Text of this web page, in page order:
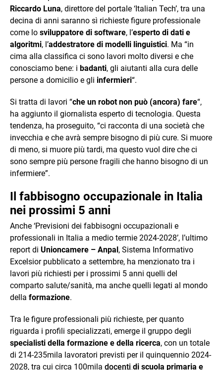
Riccardo Luna, direttore del portale ‘Italian Tech’, tra una
decina di anni saranno sì richieste figure professionale
come lo sviluppatore di software, l’esperto di dati e
algoritmi, l’addestratore di modelli linguistici. Ma “in
cima alla classifica ci sono lavori molto diversi e che
conosciamo bene: i badanti, gli aiutanti alla cura delle
persone a domicilio e gli infermieri“.
Si tratta di lavori “che un robot non può (ancora) fare“,
ha aggiunto il giornalista esperto di tecnologia. Questa
tendenza, ha proseguito, “ci racconta di una società che
invecchia e che avrà sempre bisogno di più cure. Si muore
di meno, si muore più tardi, ma questo vuol dire che ci
sono sempre più persone fragili che hanno bisogno di un
infermiere”.
Il fabbisogno occupazionale in Italia
nei prossimi 5 anni
Anche ‘Previsioni dei fabbisogni occupazionali e
professionali in Italia a medio termie 2024-2028’, l’ultimo
report di Unioncamere – Anpal, Sistema Informativo
Excelsior pubblicato a settembre, ha menzionato tra i
lavori più richiesti per i prossimi 5 anni quelli del
comparto salute/sanità, ma anche quelli legati al mondo
della formazione.
Tra le figure professionali più richieste, per quanto
riguarda i profili specializzati, emerge il gruppo degli
specialisti della formazione e della ricerca, con un totale
di 214-235mila lavoratori previsti per il quinquennio 2024-
2028, tra cui circa 100mila docenti di scuola primaria e